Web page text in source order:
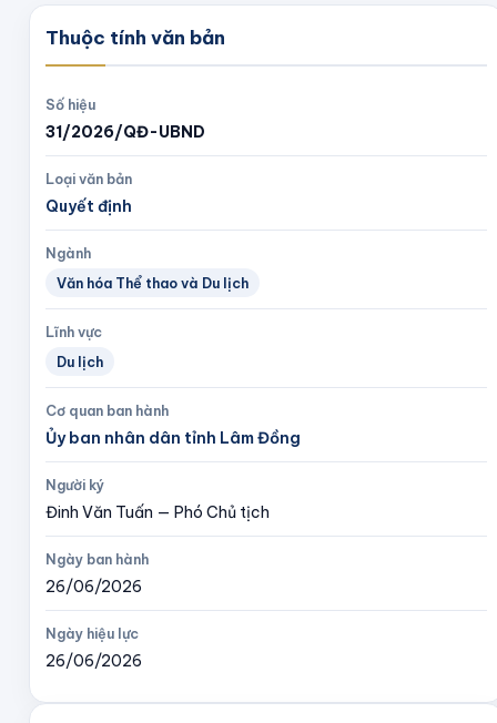
Thuộc tính văn bản
Số hiệu
31/2026/QĐ-UBND
Loại văn bản
Quyết định
Ngành
Văn hóa Thể thao và Du lịch
Lĩnh vực
Du lịch
Cơ quan ban hành
Ủy ban nhân dân tỉnh Lâm Đồng
Người ký
Đinh Văn Tuấn — Phó Chủ tịch
Ngày ban hành
26/06/2026
Ngày hiệu lực
26/06/2026